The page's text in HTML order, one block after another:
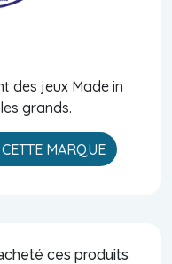
des jeux Made in
grands.
MARQUE
ces produits